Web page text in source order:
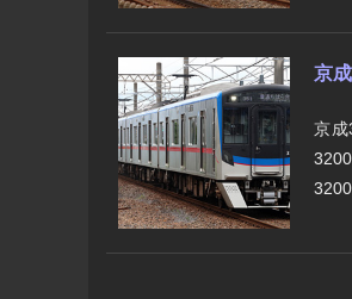
京
京成